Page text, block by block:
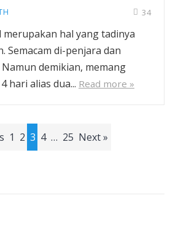
34
merupakan hal yang tadinya
Semacam di-penjara dan
demikian, memang
hari alias dua... Read more »
1 2 3 4 … 25 Next »